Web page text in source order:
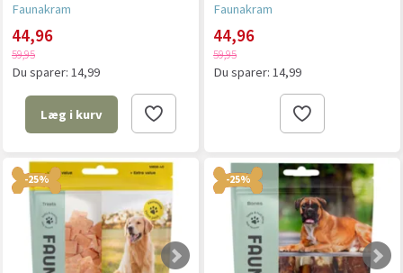
Faunakram
44,96
59,95
Du sparer: 14,99
Læg i kurv
Faunakram
44,96
59,95
Du sparer: 14,99
-25% -25%